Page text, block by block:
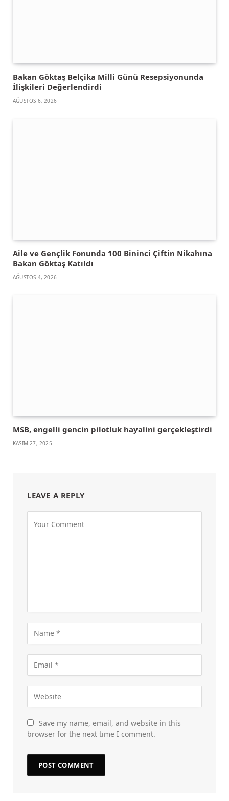
Bakan Göktaş Belçika Milli Günü Resepsiyonunda
İlişkileri Değerlendirdi
AĞUSTOS 6, 2026
Aile ve Gençlik Fonunda 100 Bininci Çiftin Nikahına
Bakan Göktaş Katıldı
AĞUSTOS 4, 2026
MSB, engelli gencin pilotluk hayalini gerçekleştirdi
KASIM 27, 2025
LEAVE A REPLY
Save my name, email, and website in this
browser for the next time I comment.